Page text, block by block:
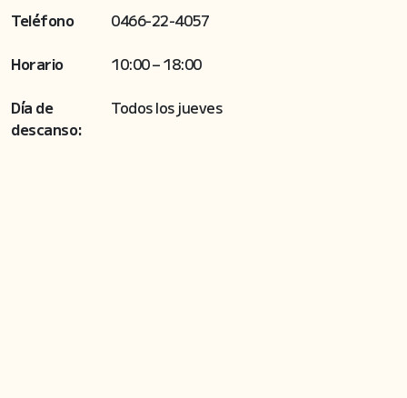
Teléfono
0466-22-4057
Horario
10:00 – 18:00
Día de
descanso:
Todos los jueves